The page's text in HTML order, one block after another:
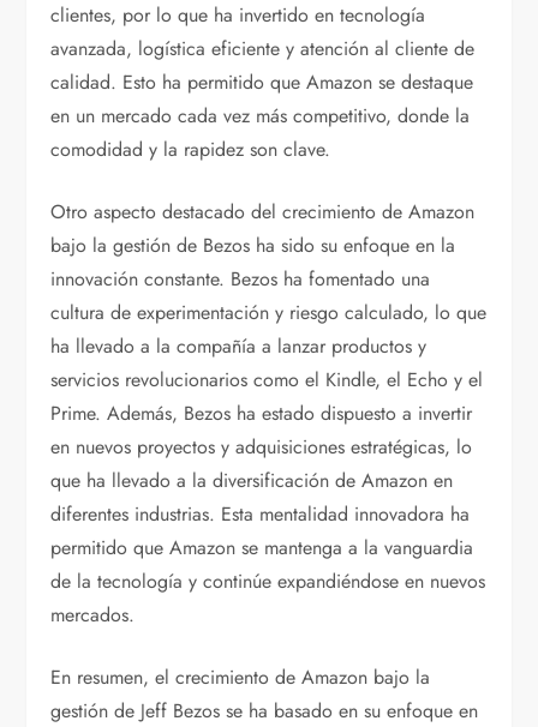
clientes, por lo que ha invertido en tecnología
avanzada, logística eficiente y atención al cliente de
calidad. Esto ha permitido que Amazon se destaque
en un mercado cada vez más competitivo, donde la
comodidad y la rapidez son clave.
Otro aspecto destacado del crecimiento de Amazon
bajo la gestión de Bezos ha sido su enfoque en la
innovación constante. Bezos ha fomentado una
cultura de experimentación y riesgo calculado, lo que
ha llevado a la compañía a lanzar productos y
servicios revolucionarios como el Kindle, el Echo y el
Prime. Además, Bezos ha estado dispuesto a invertir
en nuevos proyectos y adquisiciones estratégicas, lo
que ha llevado a la diversificación de Amazon en
diferentes industrias. Esta mentalidad innovadora ha
permitido que Amazon se mantenga a la vanguardia
de la tecnología y continúe expandiéndose en nuevos
mercados.
En resumen, el crecimiento de Amazon bajo la
gestión de Jeff Bezos se ha basado en su enfoque en